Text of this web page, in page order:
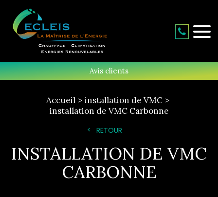
Avis clients
Accueil
installation de VMC
installation de VMC Carbonne
RETOUR
INSTALLATION DE VMC
CARBONNE